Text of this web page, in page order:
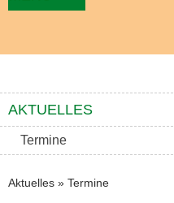
KONZEPT
AKTUELLES
Termine
Aktuelles » Termine